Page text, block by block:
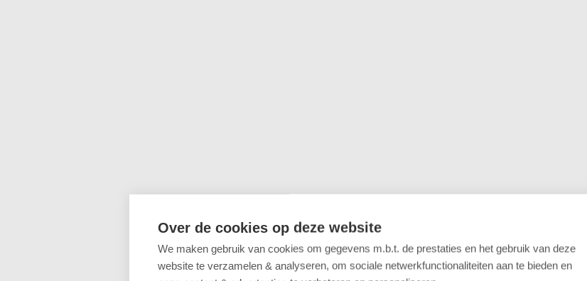
Over de cookies op deze website
We maken gebruik van cookies om gegevens m.b.t. de prestaties en het gebruik van deze
website te verzamelen & analyseren, om sociale netwerkfunctionaliteiten aan te bieden en